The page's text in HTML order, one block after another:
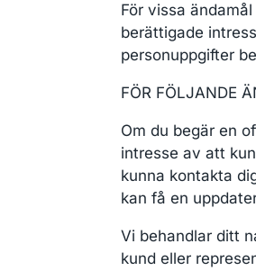
För vissa
berättigade
personuppgifter
FÖR FÖLJANDE
Om du begär en
intresse av att
kunna kontakta
kan få en
Vi behandlar ditt
kund eller